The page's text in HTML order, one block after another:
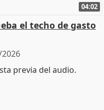
04:02
el techo de gasto